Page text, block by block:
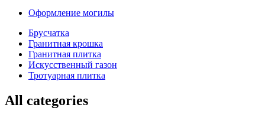
Оформление могилы
Брусчатка
Гранитная крошка
Гранитная плитка
Искусственный газон
Тротуарная плитка
All categories